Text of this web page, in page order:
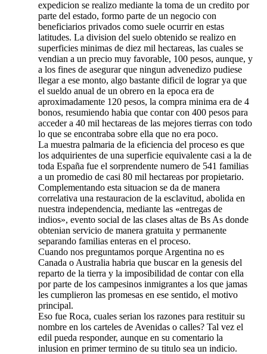
expedicion se realizo mediante la toma de un credito por
parte del estado, formo parte de un negocio con
beneficiarios privados como suele ocurrir en estas
latitudes. La division del suelo obtenido se realizo en
superficies minimas de diez mil hectareas, las cuales se
vendian a un precio muy favorable, 100 pesos, aunque, y
a los fines de asegurar que ningun advenedizo pudiese
llegar a ese monto, algo bastante dificil de lograr ya que
el sueldo anual de un obrero en la epoca era de
aproximadamente 120 pesos, la compra minima era de 4
bonos, resumiendo habia que contar con 400 pesos para
acceder a 40 mil hectareas de las mejores tierras con todo
lo que se encontraba sobre ella que no era poco.
La muestra palmaria de la eficiencia del proceso es que
los adquirientes de una superficie equivalente casi a la de
toda España fue el sorprendente numero de 541 familias
a un promedio de casi 80 mil hectareas por propietario.
Complementando esta situacion se da de manera
correlativa una restauracion de la esclavitud, abolida en
nuestra independencia, mediante las «entregas de
indios», evento social de las clases altas de Bs As donde
obtenian servicio de manera gratuita y permanente
separando familias enteras en el proceso.
Cuando nos preguntamos porque Argentina no es
Canada o Australia habria que buscar en la genesis del
reparto de la tierra y la imposibilidad de contar con ella
por parte de los campesinos inmigrantes a los que jamas
les cumplieron las promesas en ese sentido, el motivo
principal.
Eso fue Roca, cuales serian los razones para restituir su
nombre en los carteles de Avenidas o calles? Tal vez el
edil pueda responder, aunque en su comentario la
inlusion en primer termino de su titulo sea un indicio.